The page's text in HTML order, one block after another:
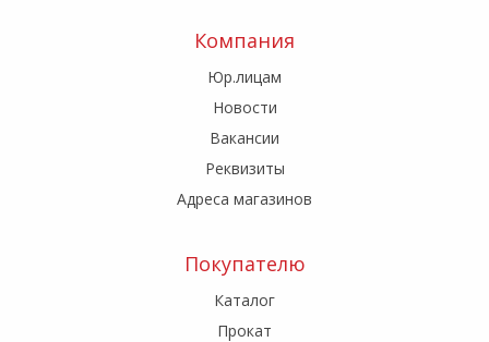
Компания
Юр.лицам
Новости
Вакансии
Реквизиты
Адреса магазинов
Покупателю
Каталог
Прокат